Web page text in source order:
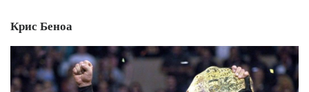
Крис Беноа